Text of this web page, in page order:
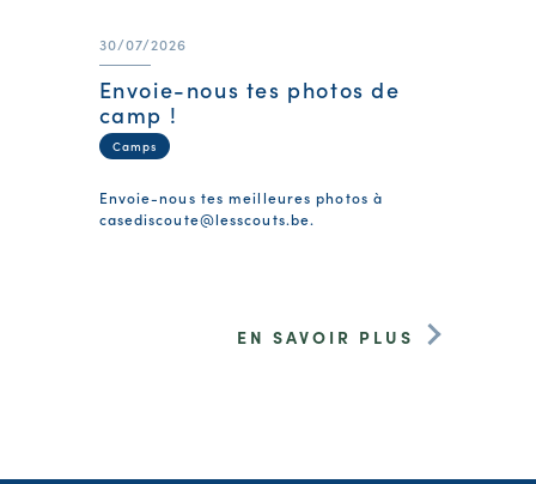
30/07/2026
Envoie-nous tes photos de
camp !
Camps
Envoie-nous tes meilleures photos à
casediscoute@lesscouts.be.
EN SAVOIR PLUS